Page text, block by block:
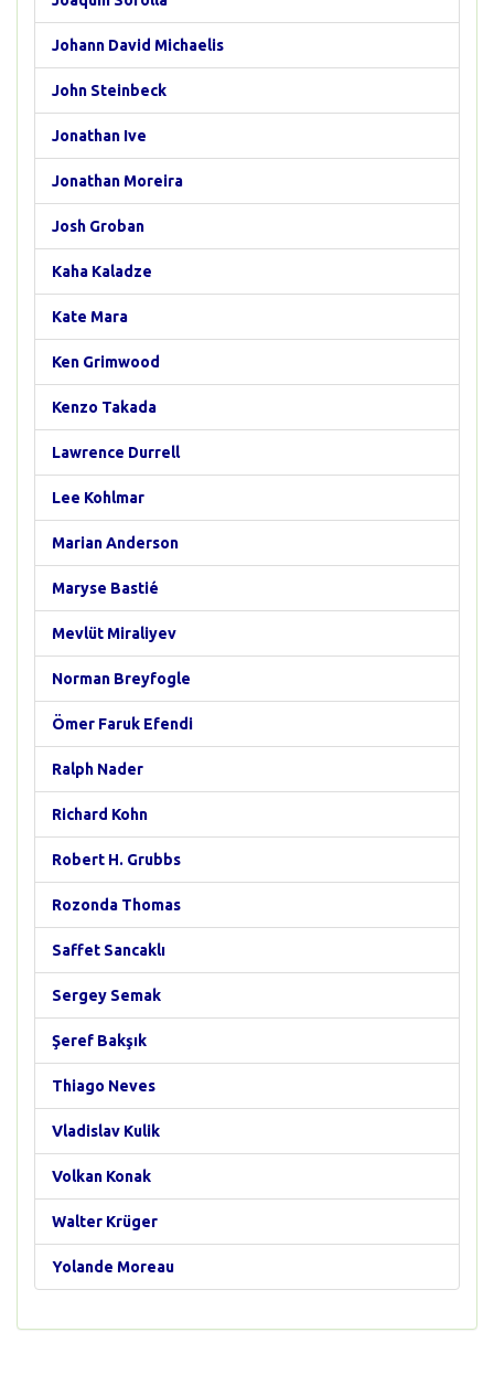
Johann David Michaelis
John Steinbeck
Jonathan Ive
Jonathan Moreira
Josh Groban
Kaha Kaladze
Kate Mara
Ken Grimwood
Kenzo Takada
Lawrence Durrell
Lee Kohlmar
Marian Anderson
Maryse Bastié
Mevlüt Miraliyev
Norman Breyfogle
Ömer Faruk Efendi
Ralph Nader
Richard Kohn
Robert H. Grubbs
Rozonda Thomas
Saffet Sancaklı
Sergey Semak
Şeref Bakşık
Thiago Neves
Vladislav Kulik
Volkan Konak
Walter Krüger
Yolande Moreau